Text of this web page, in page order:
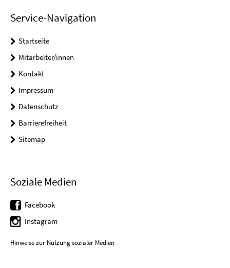
Service-Navigation
Startseite
Mitarbeiter/innen
Kontakt
Impressum
Datenschutz
Barrierefreiheit
Sitemap
Soziale Medien
Facebook
Instagram
Hinweise zur Nutzung sozialer Medien